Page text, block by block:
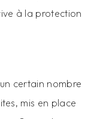
à la protection
certain nombre
mis en place